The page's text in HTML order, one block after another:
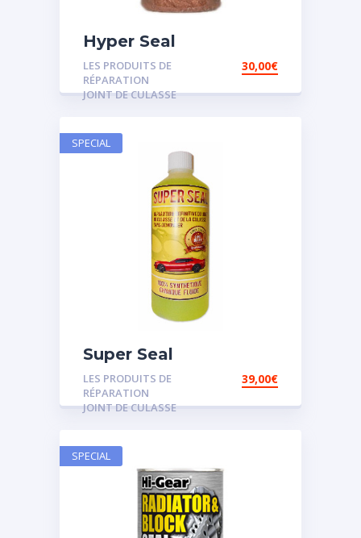
Hyper Seal
LES PRODUITS DE
RÉPARATION
JOINT DE CULASSE
30,00€
Super Seal
LES PRODUITS DE
RÉPARATION
JOINT DE CULASSE
39,00€
SPECIAL
SPECIAL